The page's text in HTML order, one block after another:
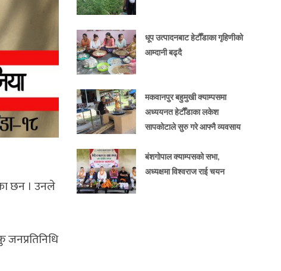
छन । उनले
धूप उत्पादनबाट हेटौँडाका गृहिणीको
आम्दानी बढ्दै
मकवानपुर बहुमुखी क्याम्पसमा
अध्ययनत हेटौँडाका लकेश
सापकोटाले सुरु गरे आफ्नै व्यवसाय
बंशगोपाल क्याम्पसको सभा,
अध्यक्षमा विश्वराज राई चयन